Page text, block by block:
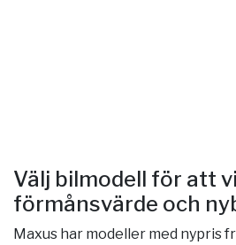
Välj bilmodell för att
förmånsvärde och
Maxus har modeller med nypris